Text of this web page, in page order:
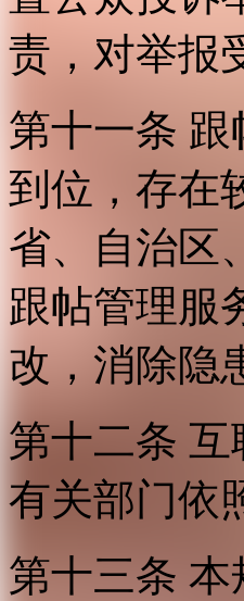
责，对举报
第十一条
到位，存在
省、自治区
跟帖管理服
改，消除隐
第十二条
有关部门依
第十三条 本